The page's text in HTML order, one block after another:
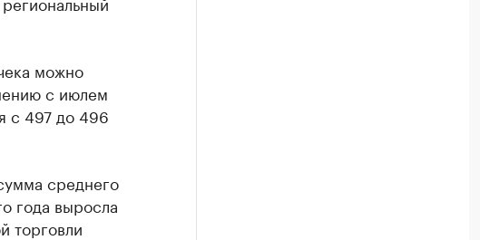
можно
с июлем
с 497 до 496
среднего
года выросла
торговли